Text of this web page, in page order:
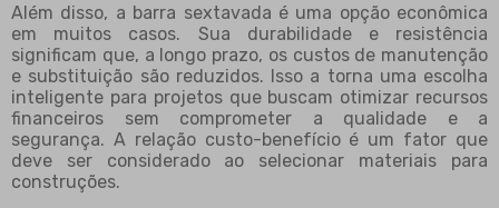
Além disso, a barra sextavada é uma opção econômica
em muitos casos. Sua durabilidade e resistência
significam que, a longo prazo, os custos de manutenção
e substituição são reduzidos. Isso a torna uma escolha
inteligente para projetos que buscam otimizar recursos
financeiros sem comprometer a qualidade e a
segurança. A relação custo-benefício é um fator que
deve ser considerado ao selecionar materiais para
construções.